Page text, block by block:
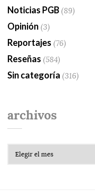
Noticias PGB(89)
Opinión (3)
Reportajes (76)
Reseñas (584)
Sin categoría (316)
archivos